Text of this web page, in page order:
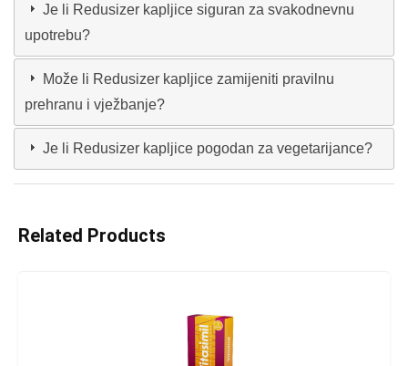
Je li Redusizer kapljice siguran za svakodnevnu
upotrebu?
Može li Redusizer kapljice zamijeniti pravilnu
prehranu i vježbanje?
Je li Redusizer kapljice pogodan za vegetarijance?
Related Products